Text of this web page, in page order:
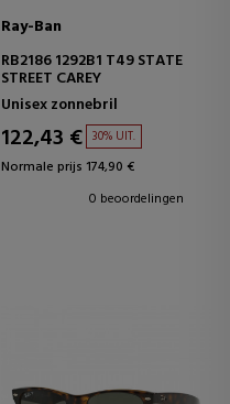
Ray-Ban
RB2186 1292B1 T49 STATE
STREET CAREY
Unisex zonnebril
122,43 € 30% UIT.
Normale prijs 174,90 €
0 beoordelingen